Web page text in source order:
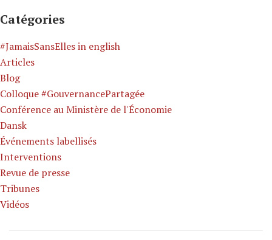
Catégories
#JamaisSansElles in english
Articles
Blog
Colloque #GouvernancePartagée
Conférence au Ministère de l'Économie
Dansk
Événements labellisés
Interventions
Revue de presse
Tribunes
Vidéos